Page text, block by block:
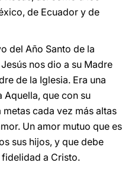
de Ecuador y de
del Año Santo de la
nos dio a su Madre
de la Iglesia. Era una
Aquella, que con su
cada vez más altas
Un amor mutuo que es
sus hijos, y que debe
a Cristo.